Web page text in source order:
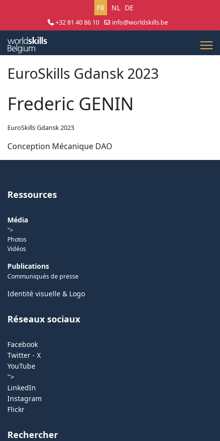
Sélectionnez votre langue
FR NL DE
+32 81 40 86 10
info@worldskills.be
EuroSkills Gdansk 2023
Frederic GENIN
EuroSkills Gdansk 2023
Conception Mécanique DAO
Ressources
Média
">
Photos
Vidéos
Publications
Communiqués de presse
Identité visuelle & Logo
Réseaux sociaux
Facebook
Twitter - X
YouTube
">
LinkedIn
Instagram
Flickr
Rechercher